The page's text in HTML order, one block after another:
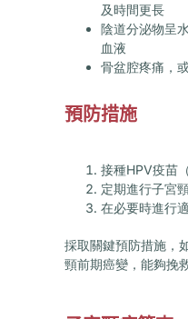
及時間更長
陰道分泌物呈
血液
骨盆腔疼痛，
預防措施
接種HPV疫苗
定期進行子宮
在必要時進行
採取關鍵預防措施，
頸前期癌變，能夠挽